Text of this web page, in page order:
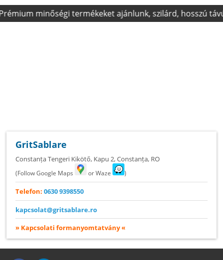
minőségi termékeket ajánlunk, szilárd, hosszú távú,
GritSablare
Constanța Tengeri Kikötő, Kapu 2,Constanța, RO
(Follow Google Maps or Waze )
Telefon: 0630 9398550
kapcsolat@gritsablare.ro
» Kapcsolati formanyomtatvány «